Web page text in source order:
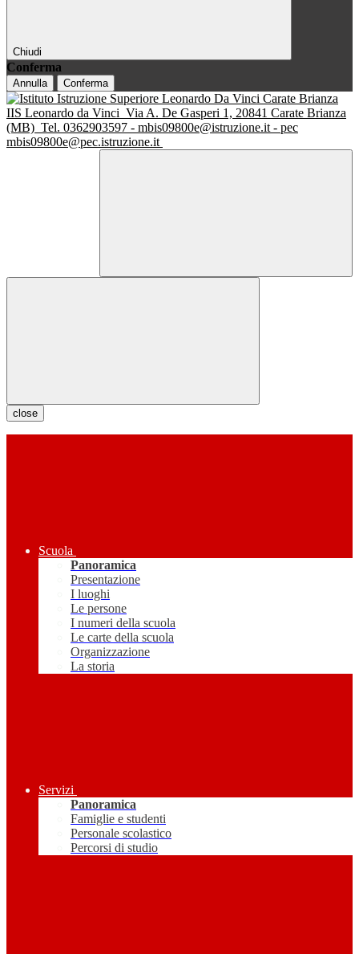
Chiudi
Conferma
Annulla Conferma
IIS Leonardo da Vinci Via A. De Gasperi 1, 20841 Carate Brianza
(MB) Tel. 0362903597 - mbis09800e@istruzione.it - pec
mbis09800e@pec.istruzione.it
close
Scuola
Panoramica
Presentazione
I luoghi
Le persone
I numeri della scuola
Le carte della scuola
Organizzazione
La storia
Servizi
Panoramica
Famiglie e studenti
Personale scolastico
Percorsi di studio